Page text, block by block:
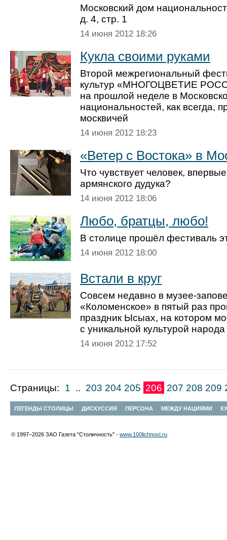
Московский дом
д. 4, стр. 1
14 июня 2012 18:26
Кукла своими руками
Второй межрегиональный
культур «МНОГОЦВЕТИЕ
на прошлой неделе в
национальностей, как всегда,
москвичей
14 июня 2012 18:23
«Ветер с Востока» в
Что чувствует человек,
армянского дудука?
14 июня 2012 18:06
Любо, братцы, любо!
В столице прошёл фестиваль
14 июня 2012 18:00
Встали в круг
Совсем недавно в музее-
«Коломенское» в пятый раз
праздник Ысыах, на котором
с уникальной культурой
14 июня 2012 17:52
Страницы: 1 .. 203 204 205 206 207 208 209
ЛЕГЕНДЫ СТОЛИЦЫ ДИСКУССИЯ ПЕРСОНА МЕЖДУ НАЦИЯМИ
© 1997–2026 ЗАО Газета "Столичность" - www.100lichnost.ru